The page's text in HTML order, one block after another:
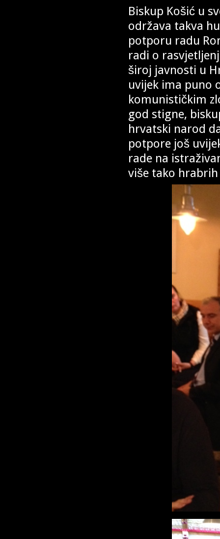
Biskup Košić u
održava takva
potporu radu
radi o
široj javnosti u
uvijek ima puno
komunističkim
god stigne,
hrvatski narod
potpore još
rade na
više tako